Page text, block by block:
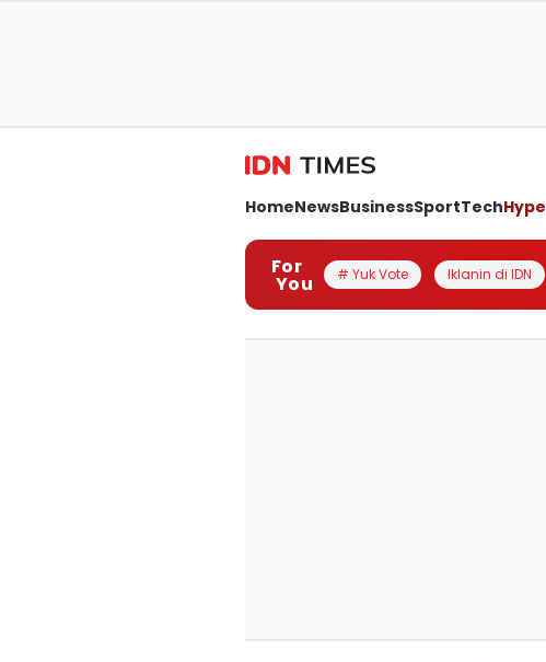
HomeNewsBusinessSportTechHype
For
You # Yuk Vote Iklanin di IDN